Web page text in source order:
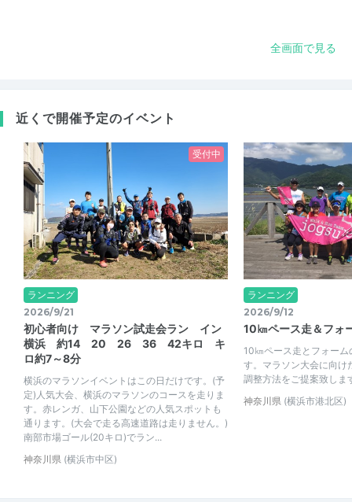
全画面で見る
近くで開催予定のイベント
受付中
ランニング
2026/9/21
初心者向け マラソン試走会ラン イン
横浜 約14 20 26 36 42キロ キ
ロ約7～8分
横浜のマラソンイベントはこの日だけです。(予
定)人気大会、横浜のマラソンのコースを走りま
す。赤レンガ、山下公園などの人気スポットも
通ります。(大会で走る高速道路は走りません。)
南部市場ゴール(20キロ)でラン...
神奈川県 (横浜市中区)
ランニング
2026/9/12
10㎞ペース走＆フォ
10㎞ペース走とフォー
す。マラソン大会に向け
調整方法をご提案致しま
神奈川県 (横浜市港北区)